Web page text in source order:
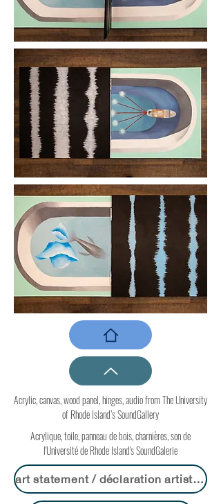
Acrylic, canvas, wood panel, hinges, audio from The University
of Rhode Island’s SoundGallery
Acrylique, toile, panneau de bois, charnières, son de
l'Université de Rhode Island's SoundGalerie
art statement / déclaration artistique